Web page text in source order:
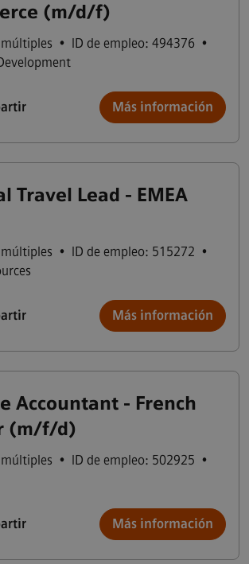
(m/d/f)
• ID de empleo: 494376 •
Más información
Travel Lead - EMEA
• ID de empleo: 515272 •
Más información
Accountant - French
(m/f/d)
• ID de empleo: 502925 •
Más información